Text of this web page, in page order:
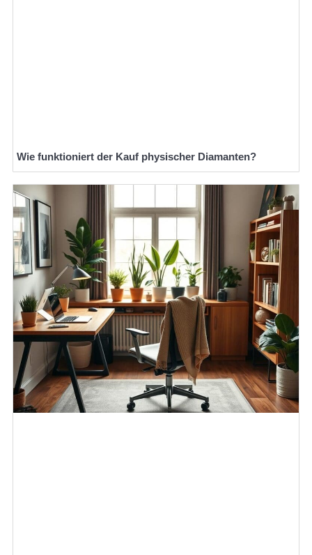
Wie funktioniert der Kauf physischer Diamanten?